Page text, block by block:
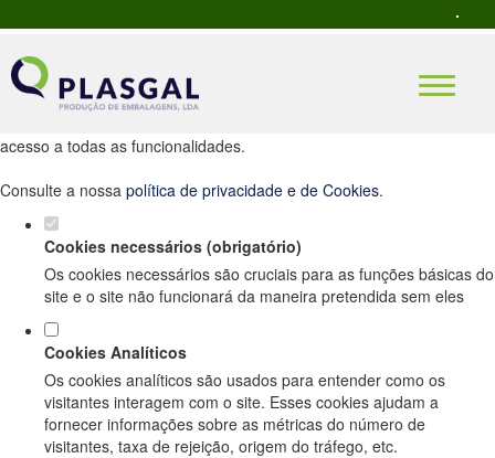
Defina as suas preferências de cookies
para este website.
Este website utiliza cookies estritamente necessários, analíticos e
acesso a todas as funcionalidades.
Consulte a nossa política de privacidade e de Cookies.
Cookies necessários (obrigatório)
Os cookies necessários são cruciais para as funções básicas do
site e o site não funcionará da maneira pretendida sem eles
Cookies Analíticos
Os cookies analíticos são usados para entender como os
visitantes interagem com o site. Esses cookies ajudam a
fornecer informações sobre as métricas do número de
visitantes, taxa de rejeição, origem do tráfego, etc.